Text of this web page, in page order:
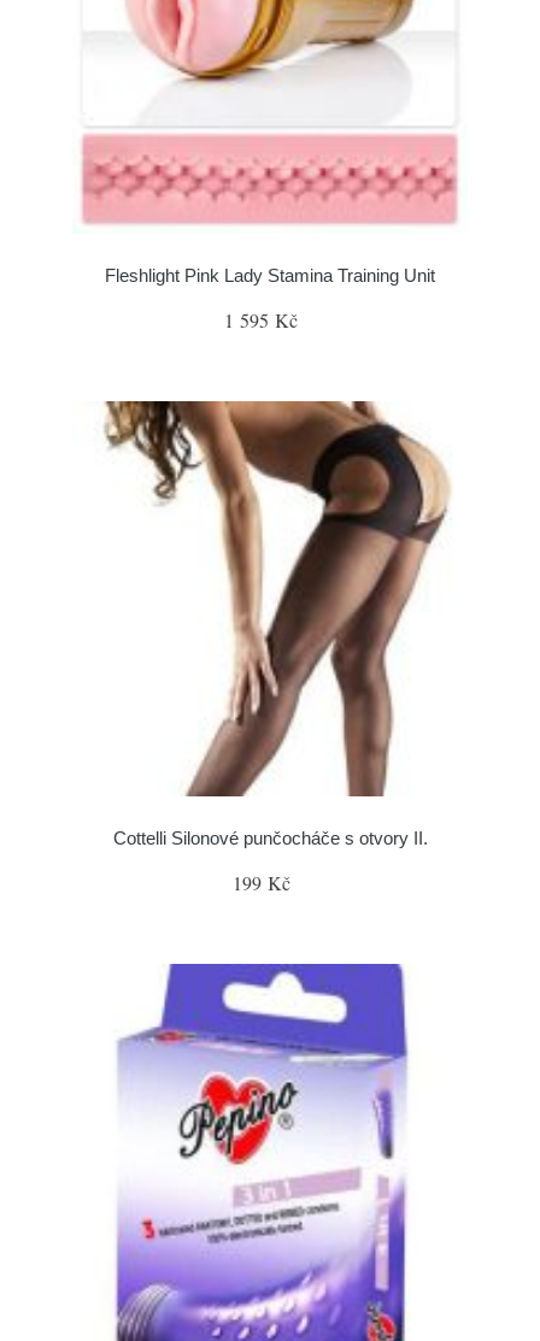
Fleshlight Pink Lady Stamina Training Unit
1 595 Kč
Cottelli Silonové punčocháče s otvory II.
199 Kč